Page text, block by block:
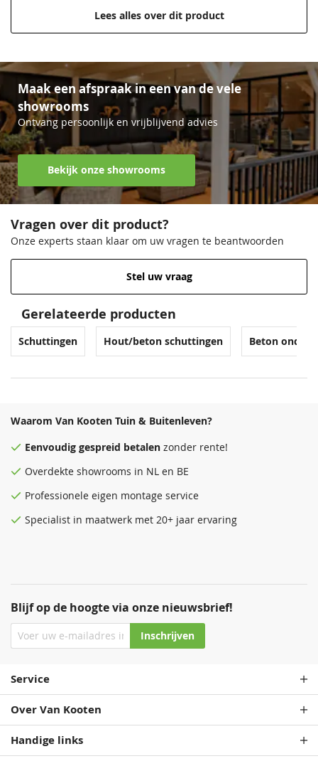
uw tuin er altijd verzorgd uitziet.
Afmeting van 25x3,5x184 cm
Creëert een sfeervol tuinscherm
Beschermt hout tegen verwering
Hoge kwaliteit voor een lage prijs
Lees alles over dit product
Maak een afspraak in een van de vele
showrooms
Ontvang persoonlijk en vrijblijvend advies
Bekijk onze showrooms
Vragen over dit product?
Onze experts staan klaar om uw vragen te beantwoorden
Stel uw vraag
Gerelateerde producten
Schuttingen Hout/beton schuttingen Beton
Blijf op de hoogte via onze nieuwsbrief!
Inschrijven
Waarom Van Kooten Tuin & Buitenleven?
Eenvoudig gespreid betalen zonder rente!
Overdekte showrooms in NL en BE
Professionele eigen montage service
Specialist in maatwerk met 20+ jaar ervaring
Service
Over Van Kooten
Handige links